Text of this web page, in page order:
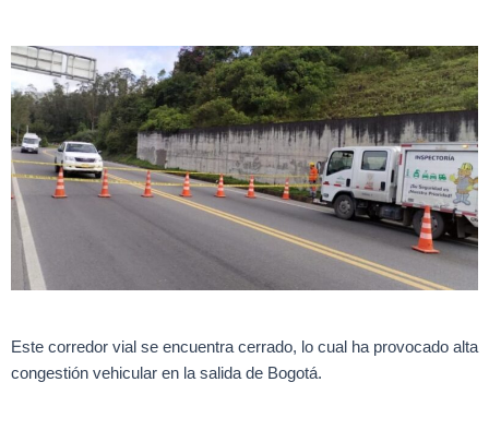
o
k
r
e
Este corredor vial se encuentra cerrado, lo cual ha provocado alta
congestión vehicular en la salida de Bogotá.